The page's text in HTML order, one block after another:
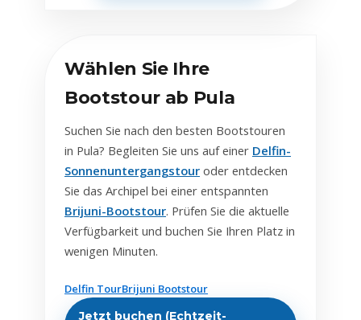
Wählen Sie Ihre
Bootstour ab Pula
Suchen Sie nach den besten Bootstouren
in Pula? Begleiten Sie uns auf einer Delfin-
Sonnenuntergangstour oder entdecken
Sie das Archipel bei einer entspannten
Brijuni-Bootstour. Prüfen Sie die aktuelle
Verfügbarkeit und buchen Sie Ihren Platz in
wenigen Minuten.
Delfin TourBrijuni Bootstour
Jetzt buchen (Echtzeit-